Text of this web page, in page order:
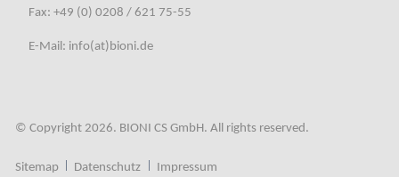
Fax: +49 (0) 0208 / 621 75-55
E-Mail: info(at)bioni.de
© Copyright 2026. BIONI CS GmbH. All rights reserved.
Navigation
Sitemap Datenschutz Impressum